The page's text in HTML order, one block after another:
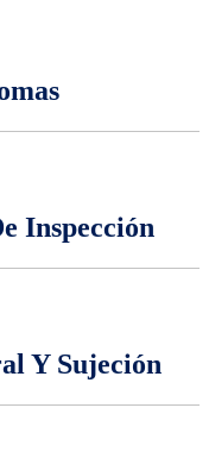
Inspección
Y Sujeción